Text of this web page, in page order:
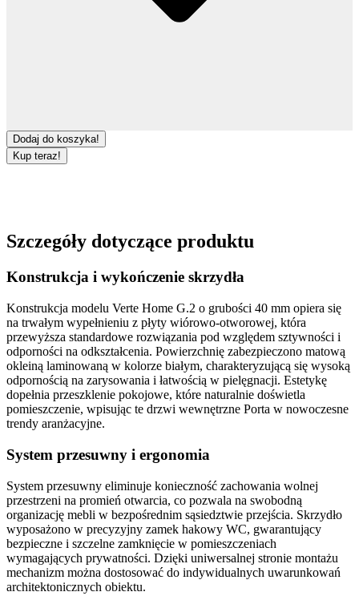
Dodaj do koszyka!
Kup teraz!
Szczegóły dotyczące produktu
Konstrukcja i wykończenie skrzydła
Konstrukcja modelu Verte Home G.2 o grubości 40 mm opiera się
na trwałym wypełnieniu z płyty wiórowo-otworowej, która
przewyższa standardowe rozwiązania pod względem sztywności i
odporności na odkształcenia. Powierzchnię zabezpieczono matową
okleiną laminowaną w kolorze białym, charakteryzującą się wysoką
odpornością na zarysowania i łatwością w pielęgnacji. Estetykę
dopełnia przeszklenie pokojowe, które naturalnie doświetla
pomieszczenie, wpisując te drzwi wewnętrzne Porta w nowoczesne
trendy aranżacyjne.
System przesuwny i ergonomia
System przesuwny eliminuje konieczność zachowania wolnej
przestrzeni na promień otwarcia, co pozwala na swobodną
organizację mebli w bezpośrednim sąsiedztwie przejścia. Skrzydło
wyposażono w precyzyjny zamek hakowy WC, gwarantujący
bezpieczne i szczelne zamknięcie w pomieszczeniach
wymagających prywatności. Dzięki uniwersalnej stronie montażu
mechanizm można dostosować do indywidualnych uwarunkowań
architektonicznych obiektu.